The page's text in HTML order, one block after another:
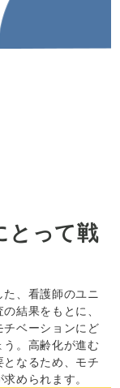
とって戦
、看護師のユニ
結果をもとに、
ベーションにど
。高齢化が進む
なるため、モチ
められます。